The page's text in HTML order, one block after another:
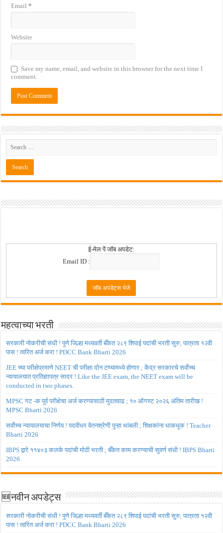
Email*
Website
Save my name, email, and website in this browser for the next time I
comment.
ई-मेल पें जॉब अपडेट:
Email ID :
महत्वाच्या भरती
सरकारी नोकरीची संधी ! पुणे जिल्हा मध्यवर्ती बँकेत २८९ शिपाई पदांची भरती सुरु; पात्रता १२वी
पास ! त्वरित अर्ज करा ! PDCC Bank Bharti 2026
JEE च्या परीक्षेप्रमाणे NEET ची परीक्षा दोन टप्प्यामध्ये होणार ; केंद्र सरकारचे सर्वोच्च
न्यायालयात प्रतिज्ञापत्र सादर ! Like the JEE exam, the NEET exam will be
conducted in two phases.
MPSC गट -क पूर्व परीक्षेचा अर्ज करण्यासाठी मुदतवाढ ; १० ऑगस्ट २०२६ अंतिम तारीख !
MPSC Bharti 2026
सर्वोच्च न्यायालयाचा निर्णय ! पदवीधर वेतनश्रेणी पुन्हा थांबली ; शिक्षकांना धाकधूक ! Teacher
Bharti 2026
IBPS द्वारे ११४०३ कलर्क पदांची मोठी भरती ; बँकेत काम करण्याची सुवर्ण संधी ! IBPS Bharti
2026
🆕नवीन अपडेट्स
सरकारी नोकरीची संधी ! पुणे जिल्हा मध्यवर्ती बँकेत २८९ शिपाई पदांची भरती सुरु; पात्रता १२वी
पास ! त्वरित अर्ज करा ! PDCC Bank Bharti 2026